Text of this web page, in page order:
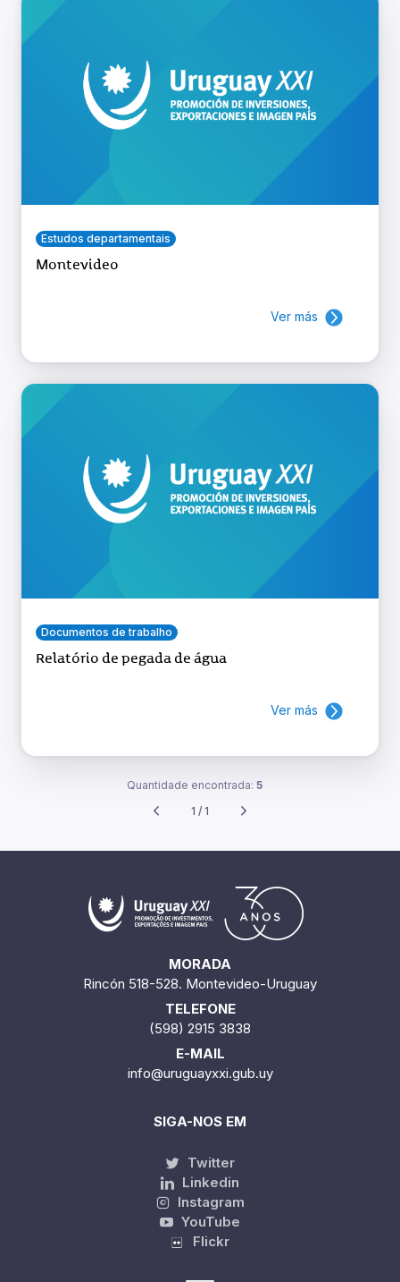
Estudos departamentais
Montevideo
Ver más
Documentos de trabalho
Relatório de pegada de água
Ver más
Quantidade encontrada: 5
1 / 1
MORADA
Rincón 518-528. Montevideo-Uruguay
TELEFONE
(598) 2915 3838
E-MAIL
info@uruguayxxi.gub.uy
SIGA-NOS EM
Twitter
Linkedin
Instagram
YouTube
Flickr